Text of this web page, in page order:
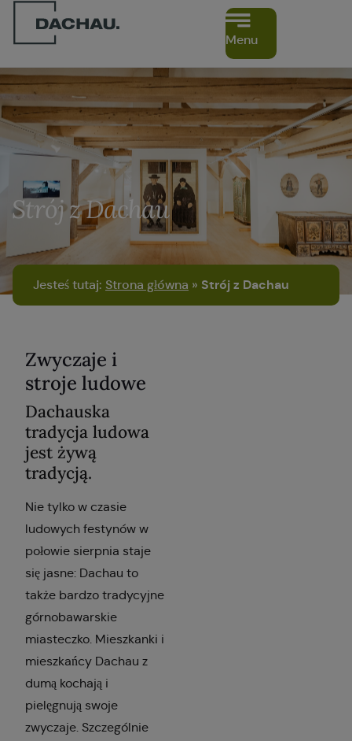
Menu
Jesteś tutaj: Strona główna » Strój z Dachau
Strój z Dachau
Zwyczaje i
stroje ludowe
Dachauska
tradycja ludowa
jest żywą
tradycją.
Nie tylko w czasie
ludowych festynów w
połowie sierpnia staje
się jasne: Dachau to
także bardzo tradycyjne
górnobawarskie
miasteczko. Mieszkanki i
mieszkańcy Dachau z
dumą kochają i
pielęgnują swoje
zwyczaje. Szczególnie